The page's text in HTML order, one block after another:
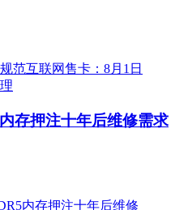
存押注十年后维修需求